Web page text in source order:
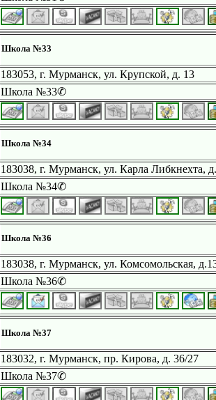
Школа №33
183053, г. Мурманск, ул. Крупской, д. 13
Школа №33✆
Школа №34
183038, г. Мурманск, ул. Карла Либкнехта,
Школа №34✆
Школа №36
183038, г. Мурманск, ул. Комсомольская,
Школа №36✆
Школа №37
183032, г. Мурманск, пр. Кирова, д. 36/27
Школа №37✆